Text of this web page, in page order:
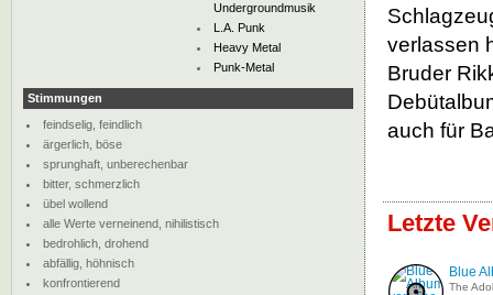
verlassen
Bruder
auch für
Letzte
Blue
The
Undergroundmusik
L.A. Punk
Heavy Metal
Punk-Metal
Stimmungen
feindselig, feindlich
ärgerlich, böse
sprunghaft, unberechenbar
bitter, schmerzlich
übel wollend
alle Werte verneinend, nihilistisch
bedrohlich, drohend
abfällig, höhnisch
konfrontierend